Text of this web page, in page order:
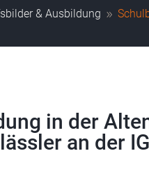
& Ausbildung 9
in der
an der